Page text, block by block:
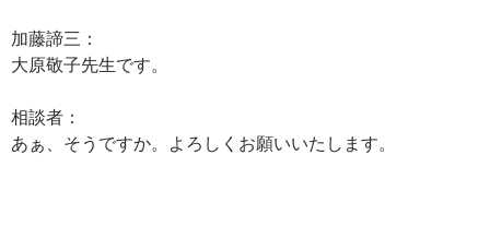
加藤諦三：
大原敬子先生です。
相談者：
あぁ、そうですか。よろしくお願いいたします。